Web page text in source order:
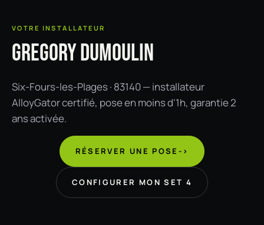
VOTRE INSTALLATEUR
GREGORY DUMOULIN
Six-Fours-les-Plages · 83140 — installateur
AlloyGator certifié, pose en moins d'1h, garantie 2
ans activée.
RÉSERVER UNE POSE ->
CONFIGURER MON SET 4